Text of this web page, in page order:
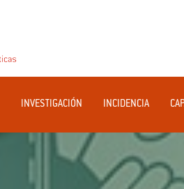
INVESTIGACIÓN INCIDENCIA